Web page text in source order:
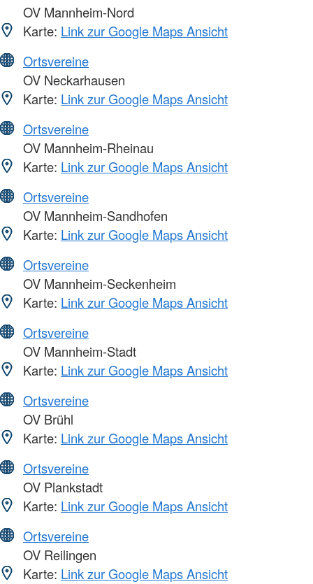
OV Mannheim-Nord
Karte: Link zur Google Maps Ansicht
Ortsvereine
OV Neckarhausen
Karte: Link zur Google Maps Ansicht
Ortsvereine
OV Mannheim-Rheinau
Karte: Link zur Google Maps Ansicht
Ortsvereine
OV Mannheim-Sandhofen
Karte: Link zur Google Maps Ansicht
Ortsvereine
OV Mannheim-Seckenheim
Karte: Link zur Google Maps Ansicht
Ortsvereine
OV Mannheim-Stadt
Karte: Link zur Google Maps Ansicht
Ortsvereine
OV Brühl
Karte: Link zur Google Maps Ansicht
Ortsvereine
OV Plankstadt
Karte: Link zur Google Maps Ansicht
Ortsvereine
OV Reilingen
Karte: Link zur Google Maps Ansicht